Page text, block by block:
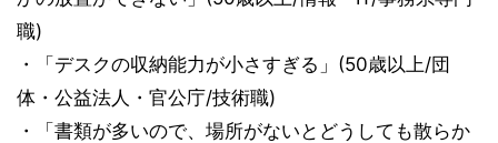
職)
・「デスクの収納能力が小さすぎる」(50歳以上/団
体・公益法人・官公庁/技術職)
・「書類が多いので、場所がないとどうしても散らか